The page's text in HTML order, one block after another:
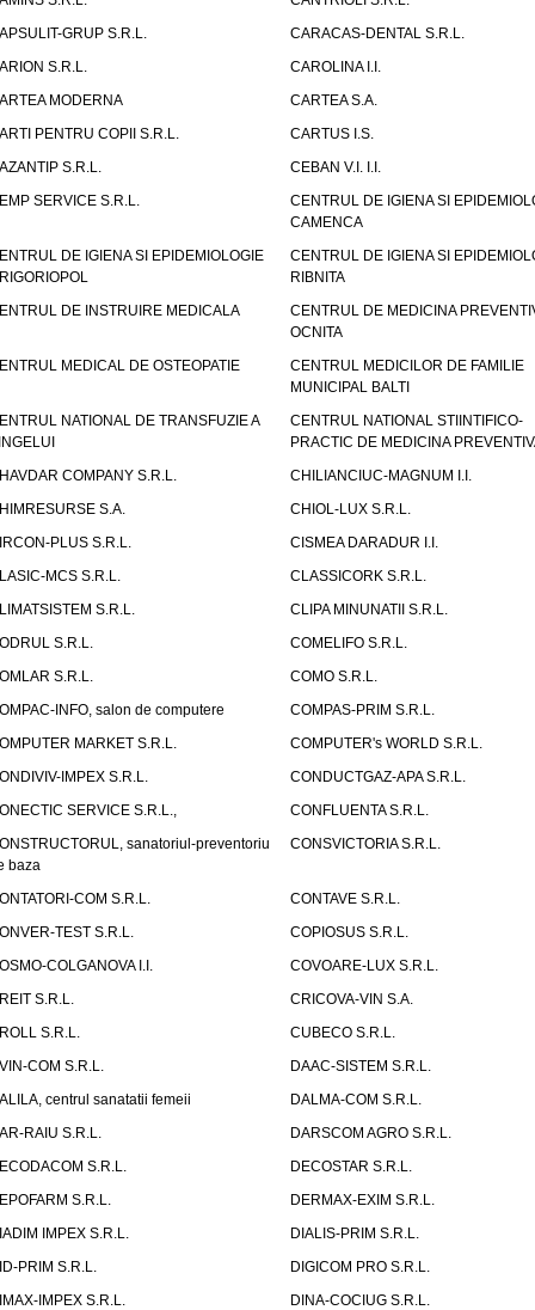
GRUP S.R.L.
CARACAS-DENTAL S.R.L.
S.R.L.
CAROLINA I.I.
MODERNA
CARTEA S.A.
PENTRU COPII S.R.L.
CARTUS I.S.
S.R.L.
CEBAN V.I. I.I.
SERVICE S.R.L.
CENTRUL DE IGIENA SI
CAMENCA
DE IGIENA SI EPIDEMIOLOGIE
CENTRUL DE IGIENA SI
RIBNITA
DE INSTRUIRE MEDICALA
CENTRUL DE MEDICINA
OCNITA
MEDICAL DE OSTEOPATIE
CENTRUL MEDICILOR DE FAMILIE
MUNICIPAL BALTI
NATIONAL DE TRANSFUZIE A
CENTRUL NATIONAL STIINTIFICO-
PRACTIC DE MEDICINA
COMPANY S.R.L.
CHILIANCIUC-MAGNUM I.I.
S.A.
CHIOL-LUX S.R.L.
PLUS S.R.L.
CISMEA DARADUR I.I.
MCS S.R.L.
CLASSICORK S.R.L.
S.R.L.
CLIPA MINUNATII S.R.L.
S.R.L.
COMELIFO S.R.L.
S.R.L.
COMO S.R.L.
INFO, salon de computere
COMPAS-PRIM S.R.L.
MARKET S.R.L.
COMPUTER's WORLD S.R.L.
IMPEX S.R.L.
CONDUCTGAZ-APA S.R.L.
SERVICE S.R.L.,
CONFLUENTA S.R.L.
sanatoriul-preventoriu
baza
CONSVICTORIA S.R.L.
COM S.R.L.
CONTAVE S.R.L.
TEST S.R.L.
COPIOSUS S.R.L.
COLGANOVA I.I.
COVOARE-LUX S.R.L.
S.R.L.
CRICOVA-VIN S.A.
S.R.L.
CUBECO S.R.L.
COM S.R.L.
DAAC-SISTEM S.R.L.
centrul sanatatii femeii
DALMA-COM S.R.L.
RAIU S.R.L.
DARSCOM AGRO S.R.L.
S.R.L.
DECOSTAR S.R.L.
S.R.L.
DERMAX-EXIM S.R.L.
IMPEX S.R.L.
DIALIS-PRIM S.R.L.
PRIM S.R.L.
DIGICOM PRO S.R.L.
IMPEX S.R.L.
DINA-COCIUG S.R.L.